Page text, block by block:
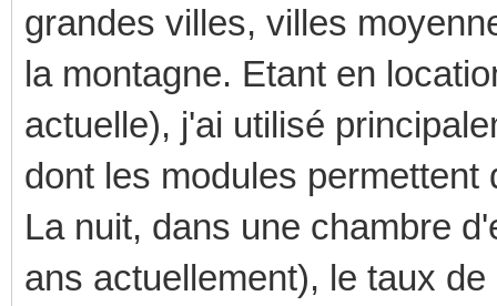
grandes villes, villes
la montagne. Etant en
actuelle), j'ai utilisé
dont les modules
La nuit, dans une chambre
ans actuellement), le taux